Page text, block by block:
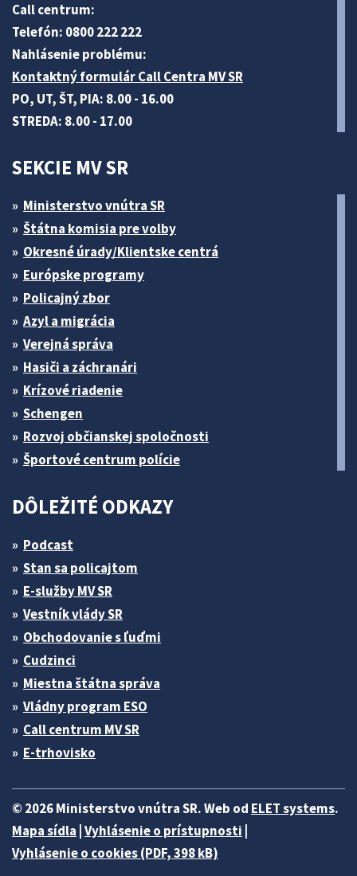
Call centrum:
Telefón: 0800 222 222
Nahlásenie problému:
Kontaktný formulár Call Centra MV SR
PO, UT, ŠT, PIA: 8.00 - 16.00
STREDA: 8.00 - 17.00
SEKCIE MV SR
Ministerstvo vnútra SR
Štátna komisia pre volby
Okresné úrady/Klientske centrá
Európske programy
Policajný zbor
Azyl a migrácia
Verejná správa
Hasiči a záchranári
Krízové riadenie
Schengen
Rozvoj občianskej spoločnosti
Športové centrum polície
DÔLEŽITÉ ODKAZY
Podcast
Stan sa policajtom
E-služby MV SR
Vestník vlády SR
Obchodovanie s ľuďmi
Cudzinci
Miestna štátna správa
Vládny program ESO
Call centrum MV SR
E-trhovisko
© 2026 Ministerstvo vnútra SR. Web od ELET systems.
Mapa sídla Vyhlásenie o prístupnosti
Vyhlásenie o cookies (PDF, 398 kB)